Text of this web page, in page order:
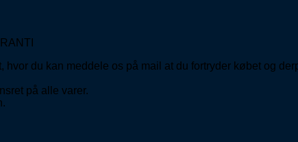
du kan meddele os på mail at du fortryder købet og
på alle varer.